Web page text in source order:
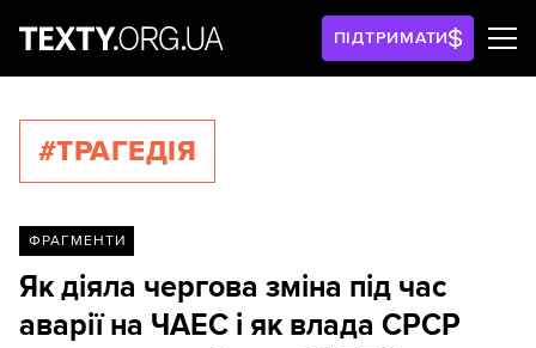
ПІДТРИМАТИ
#ТРАГЕДІЯ
ФРАГМЕНТИ
Як діяла чергова зміна під час
аварії на ЧАЕС і як влада СРСР